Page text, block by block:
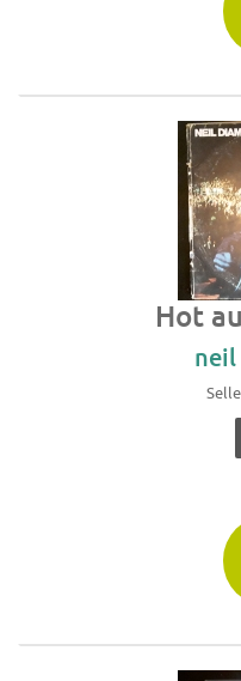
Hot
neil